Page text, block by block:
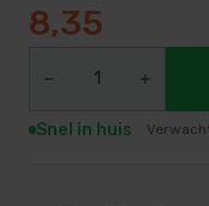
8,35
Snel in huis